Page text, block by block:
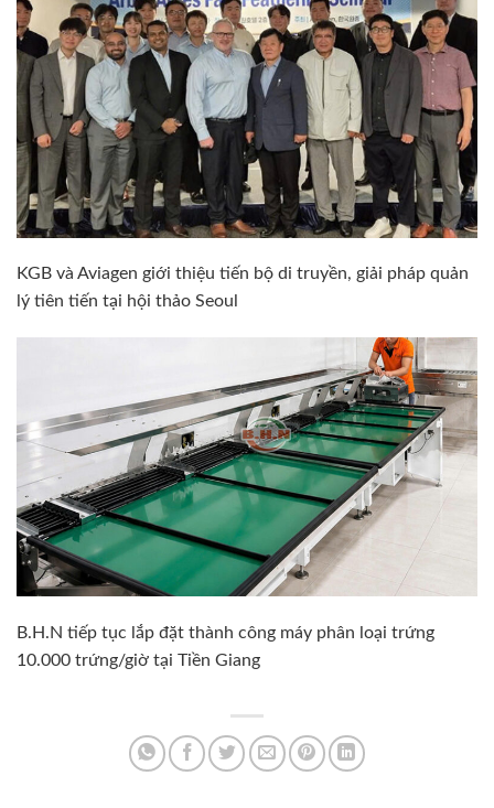
KGB và Aviagen giới thiệu tiến bộ di truyền, giải pháp quản
lý tiên tiến tại hội thảo Seoul
B.H.N tiếp tục lắp đặt thành công máy phân loại trứng
10.000 trứng/giờ tại Tiền Giang